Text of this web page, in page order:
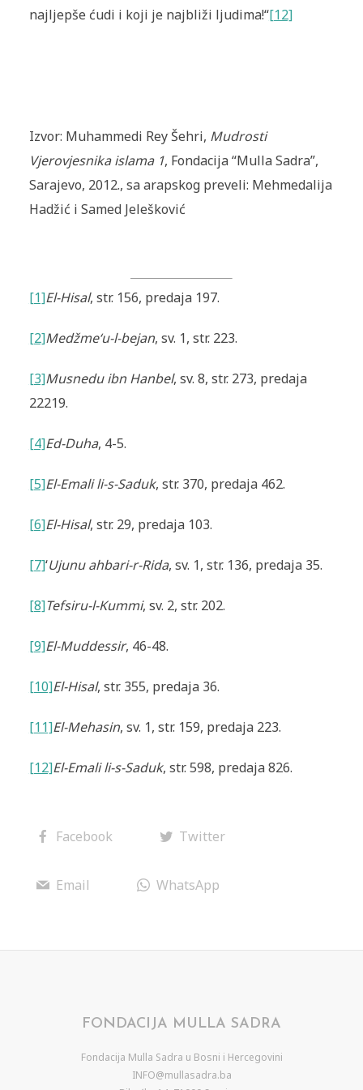
najljepše ćudi i koji je najbliži ljudima!“[12]
Izvor: Muhammedi Rey Šehri, Mudrosti
Vjerovjesnika islama 1, Fondacija “Mulla Sadra”,
Sarajevo, 2012., sa arapskog preveli: Mehmedalija
Hadžić i Samed Jelešković
[1]El-Hisal, str. 156, predaja 197.
[2]Medžme‘u-l-bejan, sv. 1, str. 223.
[3]Musnedu ibn Hanbel, sv. 8, str. 273, predaja
22219.
[4]Ed-Duha, 4-5.
[5]El-Emali li-s-Saduk, str. 370, predaja 462.
[6]El-Hisal, str. 29, predaja 103.
[7]‘Ujunu ahbari-r-Rida, sv. 1, str. 136, predaja 35.
[8]Tefsiru-l-Kummi, sv. 2, str. 202.
[9]El-Muddessir, 46-48.
[10]El-Hisal, str. 355, predaja 36.
[11]El-Mehasin, sv. 1, str. 159, predaja 223.
[12]El-Emali li-s-Saduk, str. 598, predaja 826.
Facebook Twitter
Email WhatsApp
FONDACIJA MULLA SADRA
Fondacija Mulla Sadra u Bosni i Hercegovini
INFO@mullasadra.ba